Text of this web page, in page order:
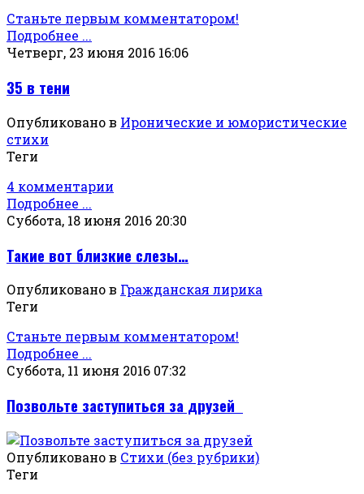
Станьте первым комментатором!
Подробнее ...
Четверг, 23 июня 2016 16:06
35 в тени
Опубликовано в Иронические и юмористические
стихи
Теги
4 комментарии
Подробнее ...
Суббота, 18 июня 2016 20:30
Такие вот близкие слезы…
Опубликовано в Гражданская лирика
Теги
Станьте первым комментатором!
Подробнее ...
Суббота, 11 июня 2016 07:32
Позвольте заступиться за друзей
Опубликовано в Стихи (без рубрики)
Теги